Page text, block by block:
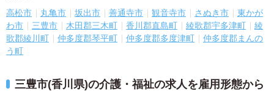
高松市 丸亀市 坂出市 善通寺市 観音寺市 さぬき市
東かが
わ市
三豊市 木田郡三木町 香川郡直島町 綾歌郡宇多津町
綾
歌郡綾川町
仲多度郡琴平町 仲多度郡多度津町
仲多度郡まんの
う町
三豊市(香川県)の介護・福祉の求人を雇用形態から